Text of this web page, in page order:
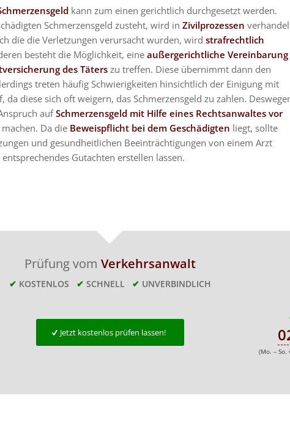
kann zum einen gerichtlich durchgesetzt werden.
Schmerzensgeld zusteht, wird in Zivilprozessen
die die Verletzungen verursacht wurden, wird strafrechtlich
besteht die Möglichkeit, eine außergerichtliche Vereinbarung
des Täters zu treffen. Diese übernimmt dann den
treten häufig Schwierigkeiten hinsichtlich der Einigung mit
da diese sich oft weigern, das Schmerzensgeld zu zahlen.
aufSchmerzensgeld mit Hilfe eines Rechtsanwaltes vor
Da die Beweispflicht bei dem Geschädigten liegt, sollte
und gesundheitlichen Beeinträchtigungen von einem Arzt
Gutachten erstellen lassen.
Prüfung vom Verkehrsanwalt
✔ KOSTENLOS ✔ SCHNELL ✔ UNVERBINDLICH
Jetzt kostenlos prüfen lassen!
(Mo. – So.